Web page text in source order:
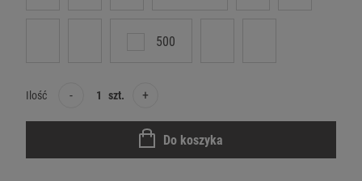
500
Ilość - szt. +
Do koszyka